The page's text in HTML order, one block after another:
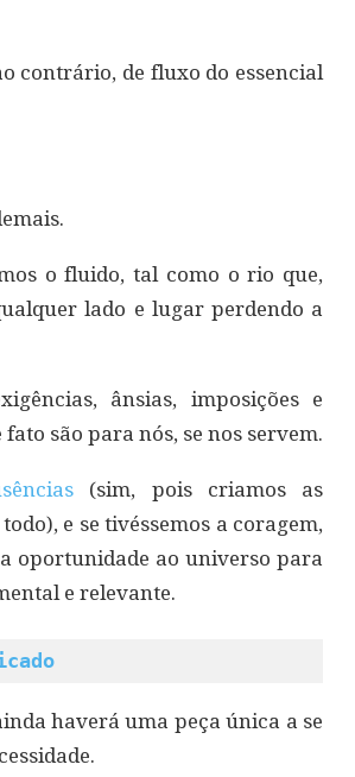
contrário, de fluxo do essencial
o fluido, tal como o rio que,
lado e lugar perdendo a
ânsias, imposições e
são para nós, se nos servem.
(sim, pois criamos as
e se tivéssemos a coragem,
oportunidade ao universo para
e relevante.
haverá uma peça única a se